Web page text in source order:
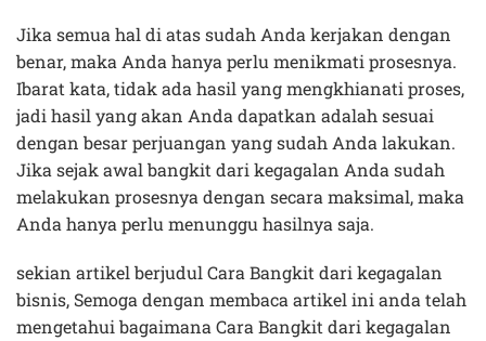
Jika semua hal di atas sudah Anda kerjakan dengan
benar, maka Anda hanya perlu menikmati prosesnya.
Ibarat kata, tidak ada hasil yang mengkhianati proses,
jadi hasil yang akan Anda dapatkan adalah sesuai
dengan besar perjuangan yang sudah Anda lakukan.
Jika sejak awal bangkit dari kegagalan Anda sudah
melakukan prosesnya dengan secara maksimal, maka
Anda hanya perlu menunggu hasilnya saja.
sekian artikel berjudul Cara Bangkit dari kegagalan
bisnis, Semoga dengan membaca artikel ini anda telah
mengetahui bagaimana Cara Bangkit dari kegagalan